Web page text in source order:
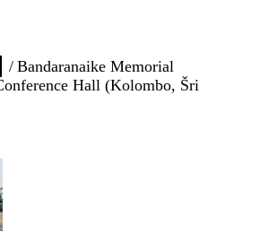
Bandaranaike Memorial
Hall (Kolombo, Šri